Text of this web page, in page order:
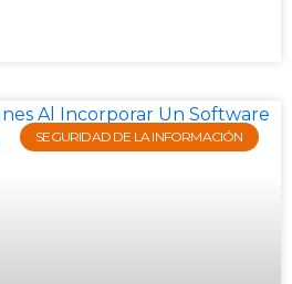
SEGURIDAD DE LA INFORMACIÓN